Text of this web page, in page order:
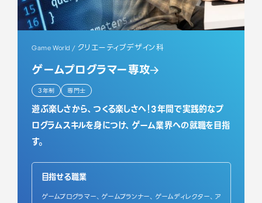
Game World / クリエーティブデザイン科
ゲームプログラマー専攻
3年制 専門士
遊ぶ楽しさから、つくる楽しさへ！3年間で実践的なプ
ログラムスキルを身につけ、ゲーム業界への就職を目指
す。
目指せる職業
ゲームプログラマー、ゲームプランナー、ゲームディレクター、ア